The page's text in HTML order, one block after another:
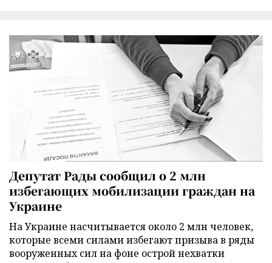
Депутат Рады сообщил о 2 млн
избегающих мобилизации граждан на
Украине
На Украине насчитывается около 2 млн человек,
которые всеми силами избегают призыва в ряды
вооруженных сил на фоне острой нехватки